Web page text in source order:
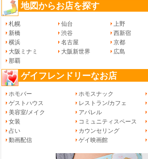
地図からお店を探す
札幌 仙台 上野
新橋
渋谷 西新宿
横浜
名古屋 京都
大阪ミナミ
大阪新世界 広島
那覇
ゲイフレンドリーなお店
ホモバー ホモスナック
ゲストハウス
レストラン/カフェ
美容室/メイク
アパレル
女装
コミュニティスペース
占い
カウンセリング
動画配信
ゲイ映画館